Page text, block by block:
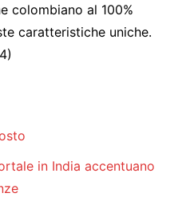
colombiano al 100%
caratteristiche uniche.
in India accentuano